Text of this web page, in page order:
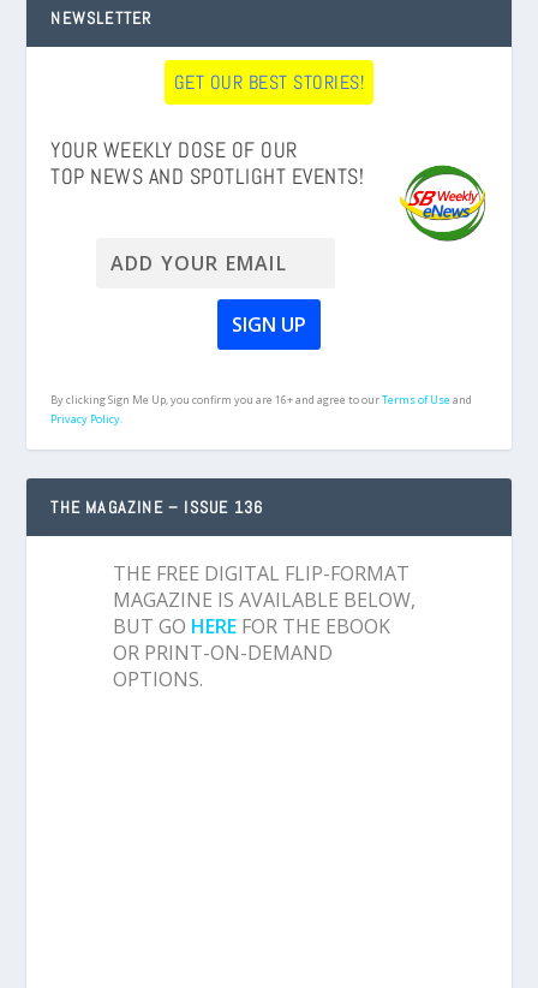
NEWSLETTER
GET OUR BEST STORIES!
YOUR WEEKLY DOSE OF OUR
TOP NEWS AND SPOTLIGHT EVENTS!
By clicking Sign Me Up, you confirm you are 16+ and agree to ourTerms of Useand
Privacy Policy.
THE MAGAZINE – ISSUE 136
THE FREE DIGITAL FLIP-FORMAT
MAGAZINE IS AVAILABLE BELOW,
BUT GO HERE FOR THE EBOOK
OR PRINT-ON-DEMAND
OPTIONS.